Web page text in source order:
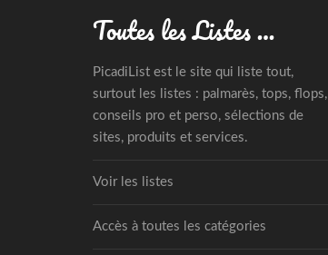
Toutes les Listes …
PicadiList est le site qui liste tout,
surtout les listes : palmarès, tops, flops,
conseils pro et perso, sélections de
sites, produits et services.
Voir les listes
Accès à toutes les catégories